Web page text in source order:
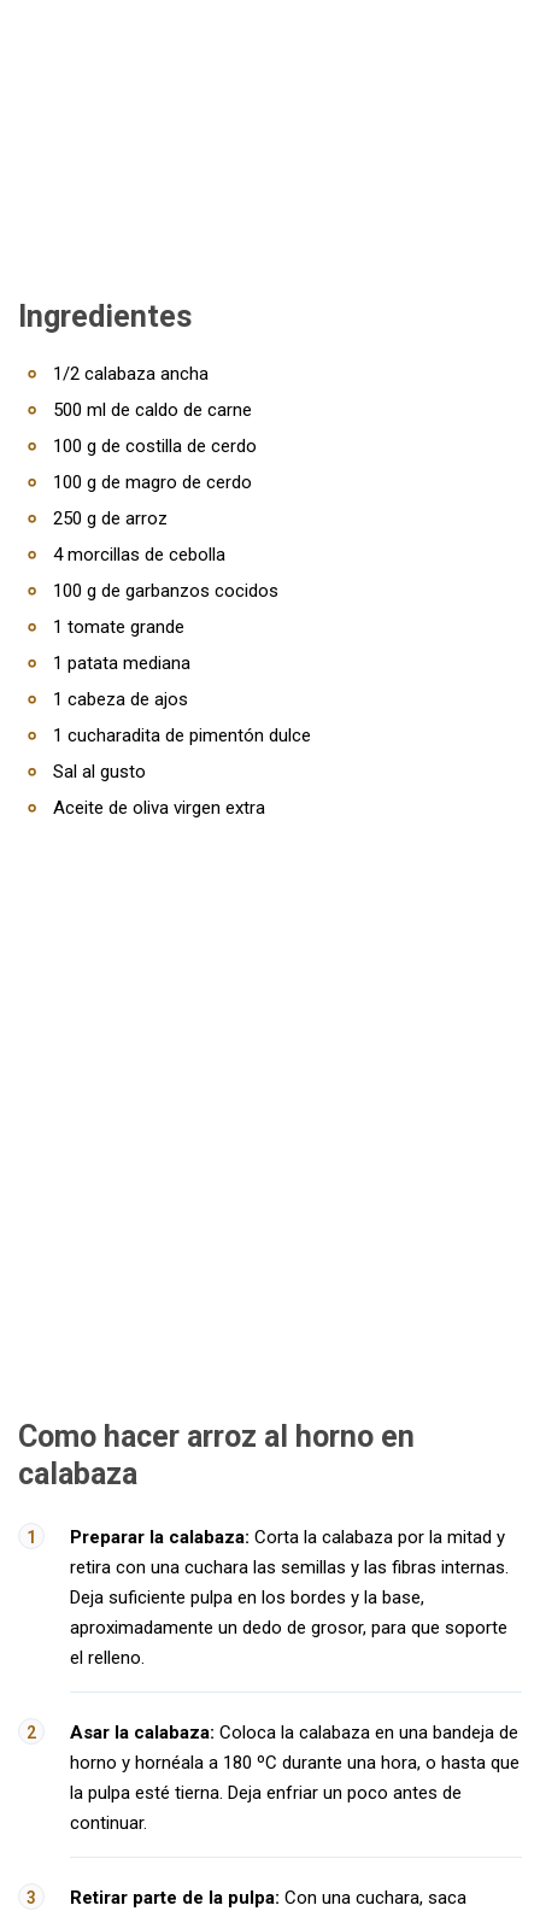
Ingredientes
1/2 calabaza ancha
500 ml de caldo de carne
100 g de costilla de cerdo
100 g de magro de cerdo
250 g de arroz
4 morcillas de cebolla
100 g de garbanzos cocidos
1 tomate grande
1 patata mediana
1 cabeza de ajos
1 cucharadita de pimentón dulce
Sal al gusto
Aceite de oliva virgen extra
Como hacer arroz al horno en
calabaza
Preparar la calabaza: Corta la calabaza por la mitad y
retira con una cuchara las semillas y las fibras internas.
Deja suficiente pulpa en los bordes y la base,
aproximadamente un dedo de grosor, para que soporte
el relleno.
Asar la calabaza: Coloca la calabaza en una bandeja de
horno y hornéala a 180 ºC durante una hora, o hasta que
la pulpa esté tierna. Deja enfriar un poco antes de
continuar.
Retirar parte de la pulpa: Con una cuchara, saca